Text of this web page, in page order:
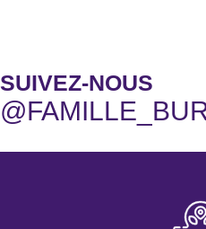
SUIVEZ-NOUS